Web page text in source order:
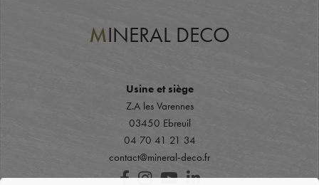
MINERAL DECO
Usine et siège
Z.A les Varennes
03450 Ebreuil
04 70 41 21 34
contact@mineral-deco.fr